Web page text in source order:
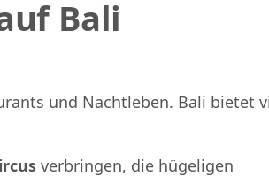
Bali
und Nachtleben. Bali bietet
verbringen, die hügeligen